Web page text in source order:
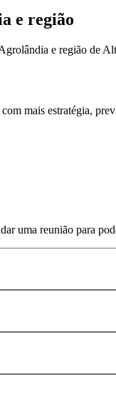
e região
e região de
mais estratégia,
uma reunião para